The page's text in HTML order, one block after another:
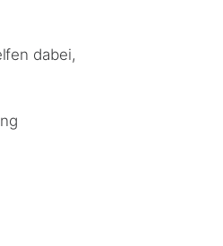
dabei,